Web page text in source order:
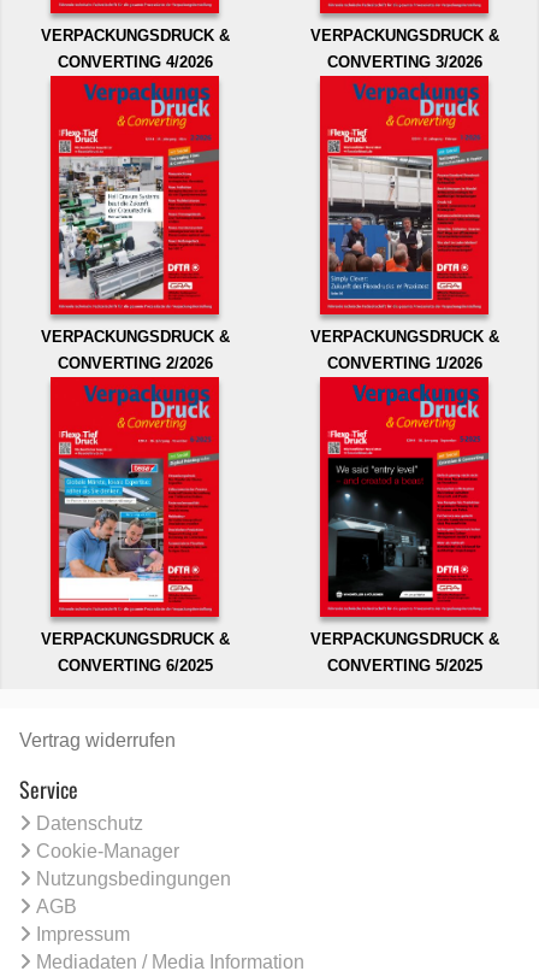
VERPACKUNGSDRUCK &
CONVERTING 4/2026
VERPACKUNGSDRUCK &
CONVERTING 3/2026
VERPACKUNGSDRUCK &
CONVERTING 2/2026
VERPACKUNGSDRUCK &
CONVERTING 1/2026
VERPACKUNGSDRUCK &
CONVERTING 6/2025
VERPACKUNGSDRUCK &
CONVERTING 5/2025
Vertrag widerrufen
Service
Datenschutz
Cookie-Manager
Nutzungsbedingungen
AGB
Impressum
Mediadaten / Media Information